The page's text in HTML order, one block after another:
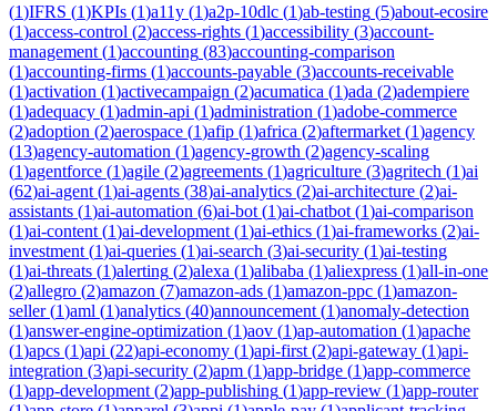
(1)IFRS (1)KPIs (1)a11y (1)a2p-10dlc (1)ab-testing (5)about-ecosire
(1)access-control (2)access-rights (1)accessibility (3)account-
management (1)accounting (83)accounting-comparison
(1)accounting-firms (1)accounts-payable (3)accounts-receivable
(1)activation (1)activecampaign (2)acumatica (1)ada (2)adempiere
(1)adequacy (1)admin-api (1)administration (1)adobe-commerce
(2)adoption (2)aerospace (1)afip (1)africa (2)aftermarket (1)agency
(13)agency-automation (1)agency-growth (2)agency-scaling
(1)agentforce (1)agile (2)agreements (1)agriculture (3)agritech (1)ai
(62)ai-agent (1)ai-agents (38)ai-analytics (2)ai-architecture (2)ai-
assistants (1)ai-automation (6)ai-bot (1)ai-chatbot (1)ai-comparison
(1)ai-content (1)ai-development (1)ai-ethics (1)ai-frameworks (2)ai-
investment (1)ai-queries (1)ai-search (3)ai-security (1)ai-testing
(1)ai-threats (1)alerting (2)alexa (1)alibaba (1)aliexpress (1)all-in-one
(2)allegro (2)amazon (7)amazon-ads (1)amazon-ppc (1)amazon-
seller(1)aml (1)analytics (40)announcement (1)anomaly-detection
(1)answer-engine-optimization (1)aov (1)ap-automation (1)apache
(1)apcs (1)api (22)api-economy (1)api-first (2)api-gateway (1)api-
integration (3)api-security (2)apm (1)app-bridge (1)app-commerce
(1)app-development (2)app-publishing (1)app-review (1)app-router